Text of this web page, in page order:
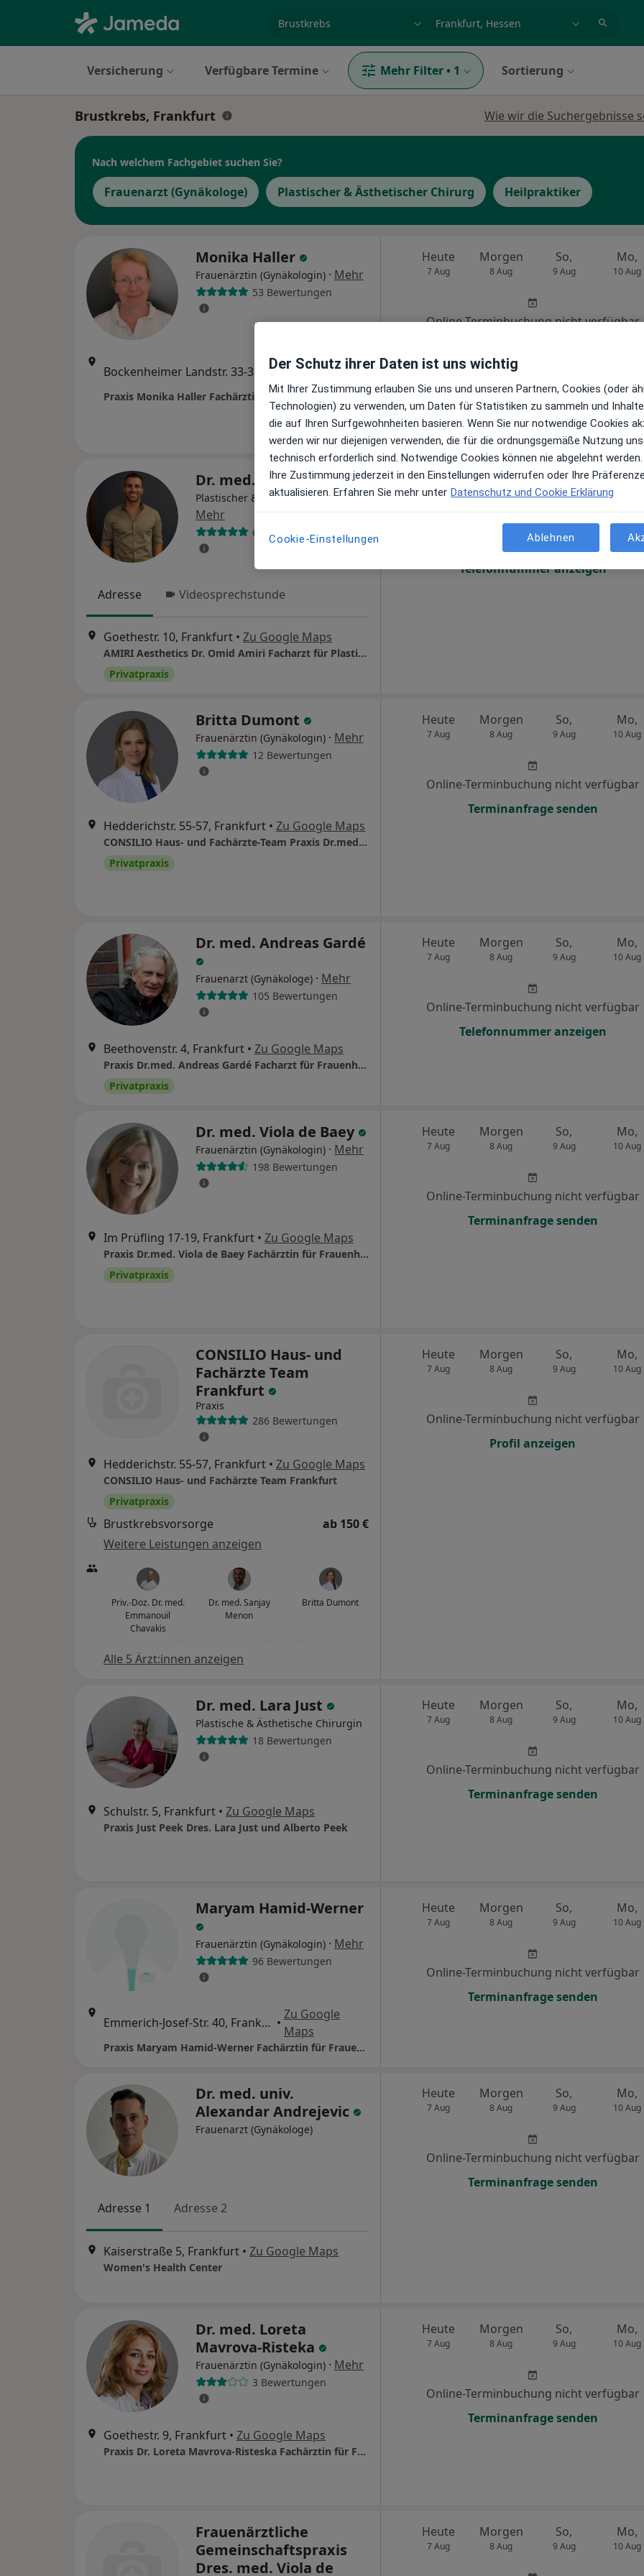
Versicherung Verfügbare Termine Mehr Filter • 1 Sortierung
Brustkrebs, Frankfurt Wie wir die Suchergebnisse
Nach welchem Fachgebiet suchen Sie?
Frauenarzt (Gynäkologe) Plastischer & Ästhetischer Chirurg Heilpraktiker
Monika Haller
Frauenärztin (Gynäkologin) · Mehr
53 Bewertungen
Bockenheimer Landstr. 33-35, Frankfurt •
Zu Google
Praxis Monika Haller Fachärztin für Frauenheilkunde und Geburtshilfe
Heute
7 Aug
Morgen
8 Aug
So,
9 Aug
Mo,
10 Aug
Online-Terminbuchung nicht verfügbar
Dr. med. Omid Amiri
Plastischer & Ästhetischer Chirurg·
Mehr
60 Bewertungen
Adresse Videosprechstunde
Goethestr. 10, Frankfurt • Zu Google Maps
AMIRI Aesthetics Dr. Omid Amiri Facharzt für Plastische- und Ästhetische Chirurgie
Privatpraxis
Heute
7 Aug
Morgen
8 Aug
So,
9 Aug
Mo,
10 Aug
Online-Terminbuchung nicht verfügbar
Telefonnummer anzeigen
Britta Dumont
Frauenärztin (Gynäkologin) · Mehr
12 Bewertungen
Hedderichstr. 55-57, Frankfurt • Zu Google Maps
CONSILIO Haus- und Fachärzte-Team Praxis Dr.med. Ilja Kleiman Facharzt für Allgemeinmedizin
Privatpraxis
Heute
7 Aug
Morgen
8 Aug
So,
9 Aug
Mo,
10 Aug
Online-Terminbuchung nicht verfügbar
Terminanfrage senden
Dr. med. Andreas Gardé
Frauenarzt (Gynäkologe) · Mehr
105 Bewertungen
Beethovenstr. 4, Frankfurt • Zu Google Maps
Praxis Dr.med. Andreas Gardé Facharzt für Frauenheilkunde und Geburtshilfe
Privatpraxis
Heute
7 Aug
Morgen
8 Aug
So,
9 Aug
Mo,
10 Aug
Online-Terminbuchung nicht verfügbar
Telefonnummer anzeigen
Dr. med. Viola de Baey
Frauenärztin (Gynäkologin) · Mehr
198 Bewertungen
Im Prüfling 17-19, Frankfurt • Zu Google Maps
Praxis Dr.med. Viola de Baey Fachärztin für Frauenheilkunde und Geburtshilfe
Privatpraxis
Heute
7 Aug
Morgen
8 Aug
So,
9 Aug
Mo,
10 Aug
Online-Terminbuchung nicht verfügbar
Terminanfrage senden
CONSILIO Haus- und
Fachärzte Team
Frankfurt
Praxis
286 Bewertungen
Hedderichstr. 55-57, Frankfurt • Zu Google Maps
CONSILIO Haus- und Fachärzte Team Frankfurt
Privatpraxis
Brustkrebsvorsorge
ab 150 €
Weitere Leistungen anzeigen
Priv.-Doz. Dr. med.
Emmanouil
Chavakis
Dr. med. Sanjay
Menon
Britta Dumont
Alle 5 Ärzt:innen anzeigen
Heute
7 Aug
Morgen
8 Aug
So,
9 Aug
Mo,
10 Aug
Online-Terminbuchung nicht verfügbar
Profil anzeigen
Dr. med. Lara Just
Plastische & Ästhetische Chirurgin
18 Bewertungen
Schulstr. 5, Frankfurt • Zu Google Maps
Praxis Just Peek Dres. Lara Just und Alberto Peek
Heute
7 Aug
Morgen
8 Aug
So,
9 Aug
Mo,
10 Aug
Online-Terminbuchung nicht verfügbar
Terminanfrage senden
Maryam Hamid-Werner
Frauenärztin (Gynäkologin) · Mehr
96 Bewertungen
Emmerich-Josef-Str. 40, Frankfurt •
Zu Google
Maps
Praxis Maryam Hamid-Werner Fachärztin für Frauenheilkunde und Geburtshilfe
Heute
7 Aug
Morgen
8 Aug
So,
9 Aug
Mo,
10 Aug
Online-Terminbuchung nicht verfügbar
Terminanfrage senden
Dr. med. univ.
Alexandar Andrejevic
Frauenarzt (Gynäkologe)
Adresse 1 Adresse 2
Kaiserstraße 5, Frankfurt • Zu Google Maps
Women's Health Center
Heute
7 Aug
Morgen
8 Aug
So,
9 Aug
Mo,
10 Aug
Online-Terminbuchung nicht verfügbar
Terminanfrage senden
Dr. med. Loreta
Mavrova-Risteka
Frauenärztin (Gynäkologin) · Mehr
3 Bewertungen
Goethestr. 9, Frankfurt • Zu Google Maps
Praxis Dr. Loreta Mavrova-Risteska Fachärztin für Frauenheilkunde und Geburtshilfe
Heute
7 Aug
Morgen
8 Aug
So,
9 Aug
Mo,
10 Aug
Online-Terminbuchung nicht verfügbar
Terminanfrage senden
Frauenärztliche
Gemeinschaftspraxis
Dres. med. Viola de
Heute
7 Aug
Morgen
8 Aug
So,
9 Aug
Mo,
10 Aug
Der Schutz ihrer Daten ist uns wichtig
Mit Ihrer Zustimmung erlauben Sie uns und unseren Partnern, Cookies (oder
Technologien) zu verwenden, um Daten für Statistiken zu sammeln und
die auf Ihren Surfgewohnheiten basieren. Wenn Sie nur notwendige Cookies
werden wir nur diejenigen verwenden, die für die ordnungsgemäße Nutzung
technisch erforderlich sind. Notwendige Cookies können nie abgelehnt werden.
Ihre Zustimmung jederzeit in den Einstellungen widerrufen oder Ihre
aktualisieren. Erfahren Sie mehr unter Datenschutz und Cookie Erklärung
Cookie-Einstellungen Ablehnen